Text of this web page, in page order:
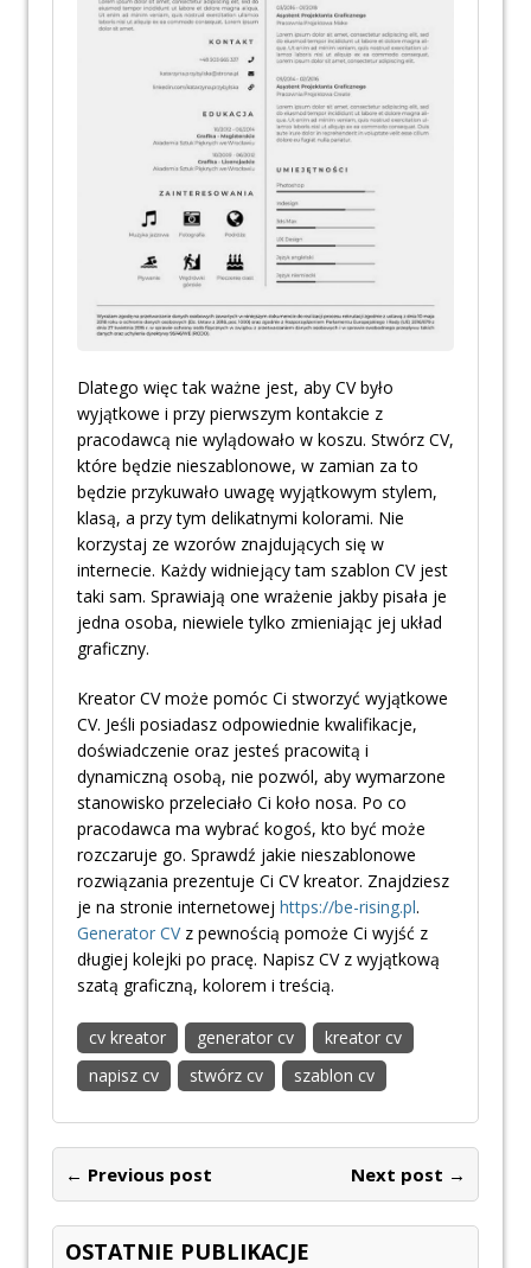
Dlatego więc tak ważne jest, aby CV było
wyjątkowe i przy pierwszym kontakcie z
pracodawcą nie wylądowało w koszu. Stwórz CV,
które będzie nieszablonowe, w zamian za to
będzie przykuwało uwagę wyjątkowym stylem,
klasą, a przy tym delikatnymi kolorami. Nie
korzystaj ze wzorów znajdujących się w
internecie. Każdy widniejący tam szablon CV jest
taki sam. Sprawiają one wrażenie jakby pisała je
jedna osoba, niewiele tylko zmieniając jej układ
graficzny.
Kreator CV może pomóc Ci stworzyć wyjątkowe
CV. Jeśli posiadasz odpowiednie kwalifikacje,
doświadczenie oraz jesteś pracowitą i
dynamiczną osobą, nie pozwól, aby wymarzone
stanowisko przeleciało Ci koło nosa. Po co
pracodawca ma wybrać kogoś, kto być może
rozczaruje go. Sprawdź jakie nieszablonowe
rozwiązania prezentuje Ci CV kreator. Znajdziesz
je na stronie internetowej https://be-rising.pl.
Generator CVz pewnością pomoże Ci wyjść z
długiej kolejki po pracę. Napisz CV z wyjątkową
szatą graficzną, kolorem i treścią.
cv kreator generator cv
kreator cv
napisz cv
stwórz cv szablon cv
← Previous post Next post →
OSTATNIE PUBLIKACJE